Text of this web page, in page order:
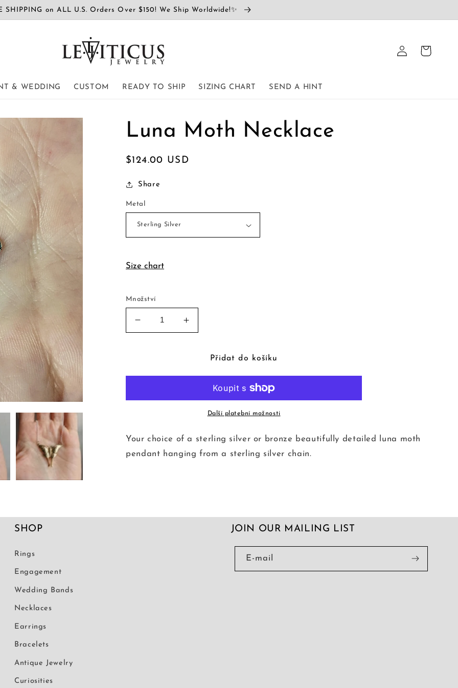
SHIPPING on ALL U.S. Orders Over $150! We Ship Worldwide!✨
& WEDDING CUSTOM READY TO SHIP SIZING CHART SEND A HINT
Přihlásit
Košík
Luna Moth Necklace
Běžná
$124.00 USD
Share
Metal
Size chart
Množství
Snížit
množství
Zvýšit
množství
Přidat do košíku
Další platební možnosti
Your choice of a sterling silver or bronze beautifully detailed luna moth
pendant hanging from a sterling silver chain.
SHOP
Rings
Engagement
Wedding Bands
Necklaces
Earrings
Bracelets
Antique Jewelry
Curiosities
JOIN OUR MAILING LIST
E-mail